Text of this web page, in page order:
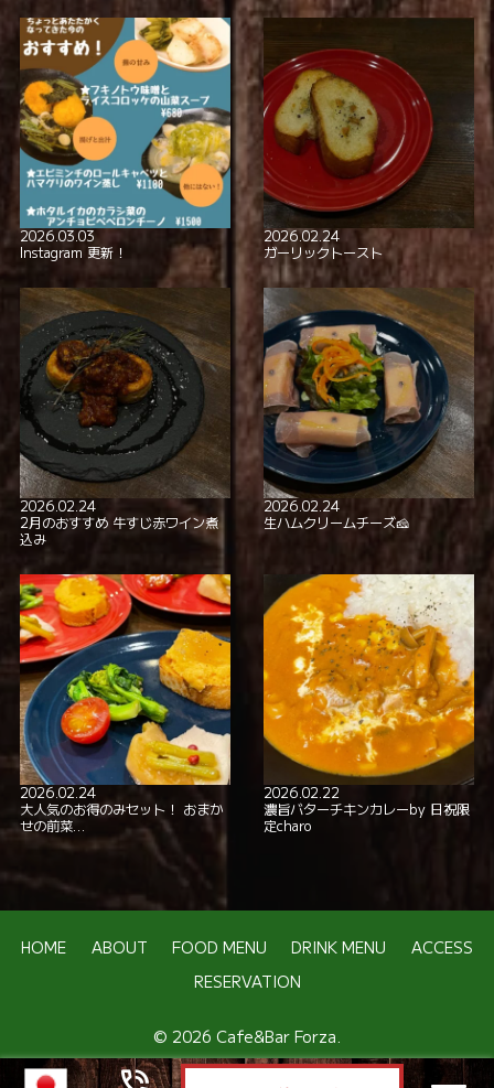
2026.03.03
Instagram 更新！
2026.02.24
ガーリックトースト
2026.02.24
2月のおすすめ 牛すじ赤ワイン煮
込み
2026.02.24
生ハムクリームチーズ🧀
2026.02.24
大人気のお得のみセット！ おまか
せの前菜…
2026.02.22
濃旨バターチキンカレーby 日祝限
定charo
HOME ABOUT FOOD MENU DRINK MENU
ACCESS
RESERVATION
© 2026 Cafe&Bar Forza.